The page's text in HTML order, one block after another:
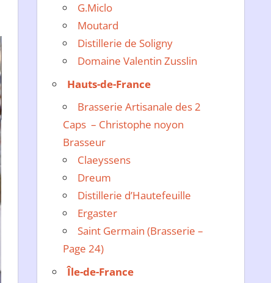
G.Miclo
Moutard
Distillerie de Soligny
Domaine Valentin Zusslin
Hauts-de-France
Brasserie Artisanale des 2
Caps – Christophe noyon
Brasseur
Claeyssens
Dreum
Distillerie d’Hautefeuille
Ergaster
Saint Germain (Brasserie –
Page 24)
Île-de-France